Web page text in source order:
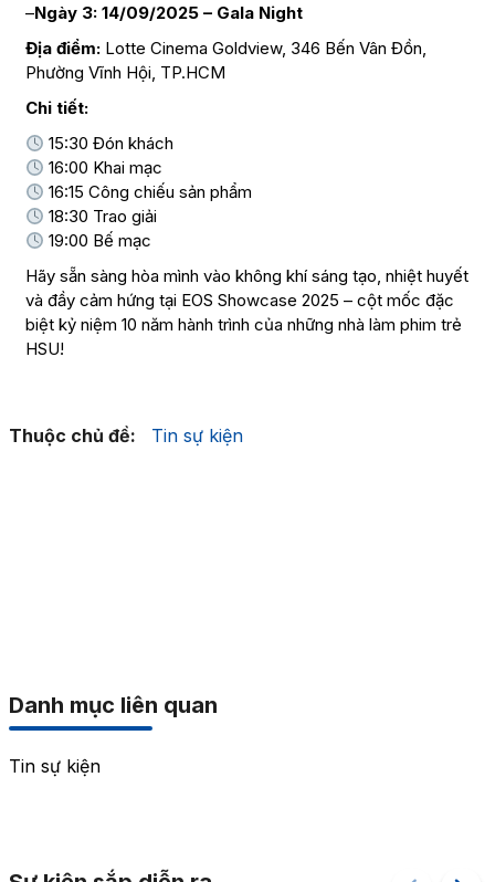
–Ngày 3: 14/09/2025 – Gala Night
Địa điểm: Lotte Cinema Goldview, 346 Bến Vân Đồn,
Phường Vĩnh Hội, TP.HCM
Chi tiết:
15:30 Đón khách
16:00 Khai mạc
16:15 Công chiếu sản phẩm
18:30 Trao giải
19:00 Bế mạc
Hãy sẵn sàng hòa mình vào không khí sáng tạo, nhiệt huyết
và đầy cảm hứng tại EOS Showcase 2025 – cột mốc đặc
biệt kỷ niệm 10 năm hành trình của những nhà làm phim trẻ
HSU!
Thuộc chủ đề: Tin sự kiện
Danh mục liên quan
Tin sự kiện